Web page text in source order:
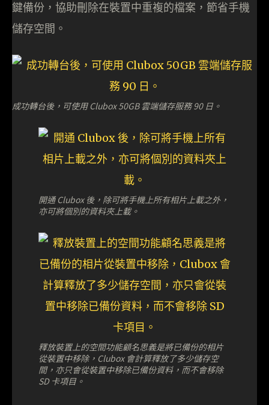
鍵備份，協助刪除在裝置中重複的檔案，節省手機
儲存空間。
成功轉台後，可使用 Clubox 50GB 雲端儲存服務 90 日。
開通 Clubox 後，除可將手機上所有相片上載之外，
亦可將個別的資料夾上載。
釋放裝置上的空間功能顧名思義是將已備份的相片
從裝置中移除，Clubox 會計算釋放了多少儲存空
間，亦只會從裝置中移除已備份資料，而不會移除
SD 卡項目。